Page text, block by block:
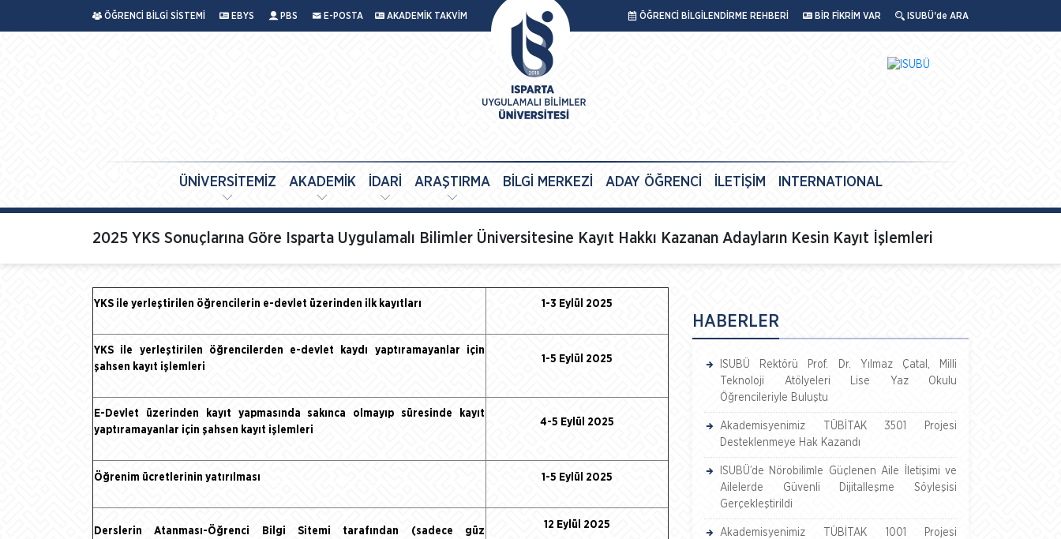
ÖĞRENCİ BİLGİ SİSTEMİ EBYS PBS E-POSTA AKADEMİK TAKVİM ÖĞRENCİ BİLGİLENDİRME REHBERİ BİR FİKRİM VAR ISUBÜ'de ARA
ÜNİVERSİTEMİZ AKADEMİK İDARİ ARAŞTIRMA BİLGİ MERKEZİ ADAY ÖĞRENCİ İLETİŞİM INTERNATIONAL
2025 YKS Sonuçlarına Göre Isparta Uygulamalı Bilimler Üniversitesine Kayıt Hakkı Kazanan Adayların Kesin Kayıt İşlemleri
YKS ile yerleştirilen öğrencilerin e-devlet üzerinden ilk kayıtları 1-3 Eylül 2025
YKS ile yerleştirilen öğrencilerden e-devlet kaydı yaptıramayanlar için
şahsen kayıt işlemleri
1-5 Eylül 2025
E-Devlet üzerinden kayıt yapmasında sakınca olmayıp süresinde kayıt
yaptıramayanlar için şahsen kayıt işlemleri
4-5 Eylül 2025
Öğrenim ücretlerinin yatırılması 1-5 Eylül 2025
Derslerin Atanması-Öğrenci Bilgi Sitemi tarafından (sadece güz
12 Eylül 2025
HABERLER
ISUBÜ Rektörü Prof. Dr. Yılmaz Çatal, Milli
Teknoloji Atölyeleri Lise Yaz Okulu
Öğrencileriyle Buluştu
Akademisyenimiz TÜBİTAK 3501 Projesi
Desteklenmeye Hak Kazandı
ISUBÜ’de Nörobilimle Güçlenen Aile İletişimi ve
Ailelerde Güvenli Dijitalleşme Söyleşisi
Gerçekleştirildi
Akademisyenimiz TÜBİTAK 1001 Projesi